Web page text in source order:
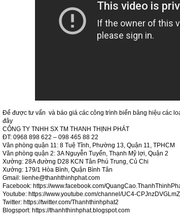
Để được tư vấn và báo giá các công trình biển bảng hiệu các
đây
CÔNG TY TNHH SX TM THANH THỊNH PHÁT
ĐT: 0968 898 622 – 098 465 88 22
Văn phòng quận 11: 8 Tuệ Tĩnh, Phường 13, Quận 11, TPHCM
Văn phòng quận 2: 3A Nguyễn Tuyển, Thạnh Mỹ lợi, Quận 2
Xưởng: 28A đường D28 KCN Tân Phú Trung, Củ Chi
Xưởng: 179/1 Hòa Bình, Quận Bình Tân
Gmail: lienhe@thanhthinhphat.com
Facebook: https://www.facebook.com/
Youtube: https://www.youtube.com/channel/UC4-
Twitter: https://twitter.com/Thanhthinhphat2
Blogsport: https://thanhthinhphat.blogspot.com